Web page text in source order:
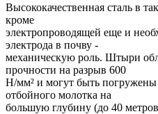
Высококачественная сталь в
кроме
электропроводящей еще и
электрода в почву -
механическую роль. Штыри
прочности на разрыв 600
Н/мм² и могут быть
отбойного молотка на
большую глубину (до 40